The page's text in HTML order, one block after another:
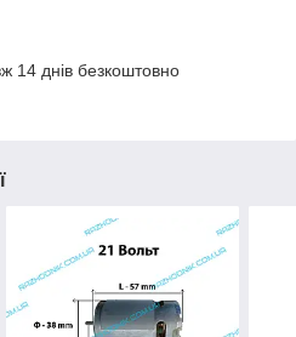
14 днів безкоштовно